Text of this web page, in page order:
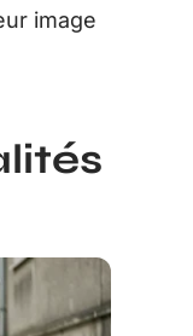
image